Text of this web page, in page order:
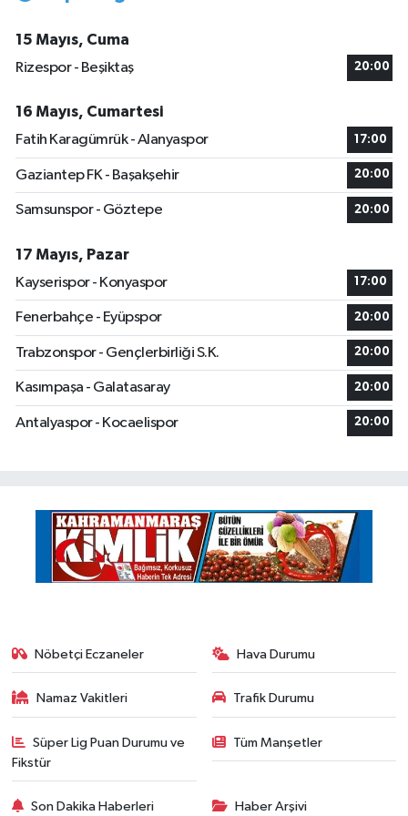
15 Mayıs, Cuma
Rizespor - Beşiktaş
20:00
16 Mayıs, Cumartesi
Fatih Karagümrük - Alanyaspor
17:00
Gaziantep FK - Başakşehir 20:00
Samsunspor - Göztepe 20:00
17 Mayıs, Pazar
Kayserispor - Konyaspor
17:00
Fenerbahçe - Eyüpspor 20:00
Trabzonspor - Gençlerbirliği S.K. 20:00
Kasımpaşa - Galatasaray 20:00
Antalyaspor - Kocaelispor 20:00
Nöbetçi Eczaneler Hava Durumu
Namaz Vakitleri Trafik Durumu
Süper Lig Puan Durumu ve
Fikstür
Tüm Manşetler
Son Dakika Haberleri Haber Arşivi